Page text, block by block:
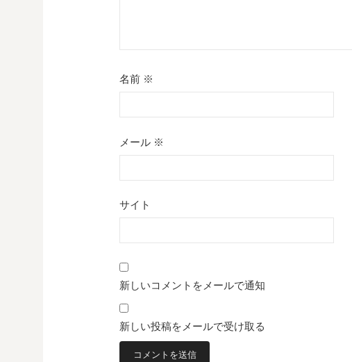
名前 ※
メール ※
サイト
新しいコメントをメールで通知
新しい投稿をメールで受け取る